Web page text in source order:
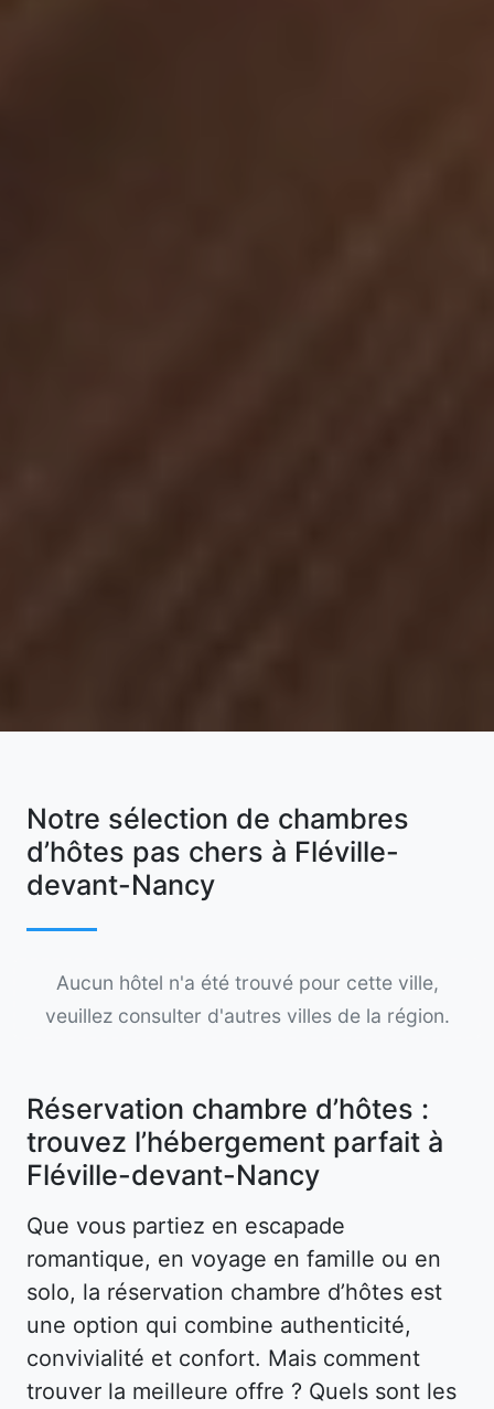
Notre sélection de chambres
d’hôtes pas chers à Fléville-
devant-Nancy
Aucun hôtel n'a été trouvé pour cette ville,
veuillez consulter d'autres villes de la région.
Réservation chambre d’hôtes :
trouvez l’hébergement parfait à
Fléville-devant-Nancy
Que vous partiez en escapade
romantique, en voyage en famille ou en
solo, la réservation chambre d’hôtes est
une option qui combine authenticité,
convivialité et confort. Mais comment
trouver la meilleure offre ? Quels sont les